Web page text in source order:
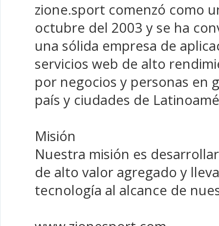
zione.sport comenzó como
octubre del 2003 y se ha
una sólida empresa de
servicios web de alto
por negocios y personas en
país y ciudades de
Misión
Nuestra misión es
de alto valor agregado y
tecnología al alcance de